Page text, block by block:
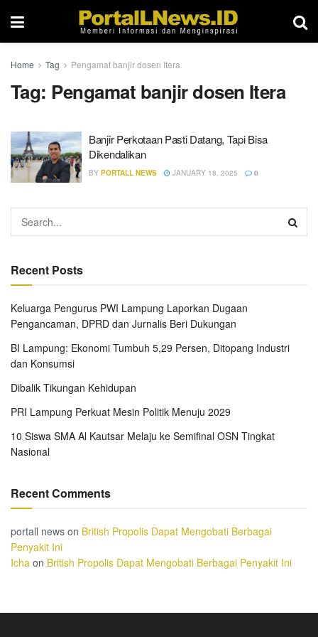
Home Tag Pengamat banjir dosen Itera
Tag: Pengamat banjir dosen Itera
Banjir Perkotaan Pasti Datang, Tapi Bisa
Dikendalikan
BY PORTALL NEWS JANUARY 18, 2025 0
Recent Posts
Keluarga Pengurus PWI Lampung Laporkan Dugaan
Pengancaman, DPRD dan Jurnalis Beri Dukungan
BI Lampung: Ekonomi Tumbuh 5,29 Persen, Ditopang Industri
dan Konsumsi
Dibalik Tikungan Kehidupan
PRI Lampung Perkuat Mesin Politik Menuju 2029
10 Siswa SMA Al Kautsar Melaju ke Semifinal OSN Tingkat
Nasional
Recent Comments
portall news on British Propolis Dapat Mengobati Berbagai
Penyakit Ini
Icha on British Propolis Dapat Mengobati Berbagai Penyakit Ini